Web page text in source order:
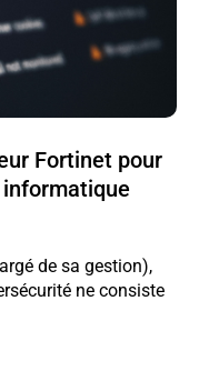
Fortinet pour
de sa gestion),
ne consiste